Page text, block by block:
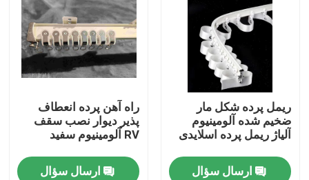
کنترل کیفیت
با ما تماس بگیرید
درخواست نقل قول
لباس مد استفاده شده
ریمل پرده شکل مار
ضخیم شده آلومینیوم
آلیاژ ریمل پرده اسلایدی
ارسال سؤال
راه آهن پرده انعطاف
پذیر دیوار نصب سقف
RV آلومینیوم سفید
ارسال سؤال